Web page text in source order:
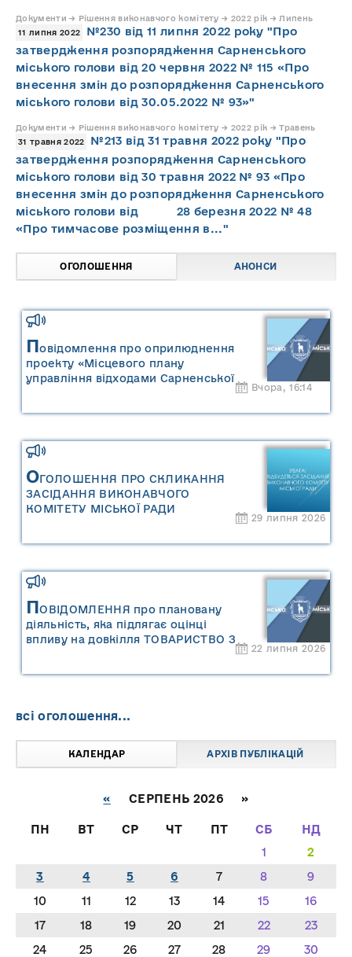
Документи → Рішення виконавчого комітету → 2022 рік → Липень
11 липня 2022
№230 від 11 липня 2022 року "Про
затвердження розпорядження Сарненського
міського голови від 20 червня 2022 № 115 «Про
внесення змін до розпорядження Сарненського
міського голови від 30.05.2022 № 93»"
Документи → Рішення виконавчого комітету → 2022 рік → Травень
31 травня 2022
№213 від 31 травня 2022 року "Про
затвердження розпорядження Сарненського
міського голови від 30 травня 2022 № 93 «Про
внесення змін до розпорядження Сарненського
міського голови від 28 березня 2022 № 48
«Про тимчасове розміщення в..."
ОГОЛОШЕННЯ АНОНСИ
Повідомлення про оприлюднення
проекту «Місцевого плану
управління відходами Сарненської
міської територіальної громади» та
управління відходами Сарненської
міської територіальної громади»
Вчора, 16:14
ОГОЛОШЕННЯ ПРО СКЛИКАННЯ
ЗАСІДАННЯ ВИКОНАВЧОГО
КОМІТЕТУ МІСЬКОЇ РАДИ
29 липня 2026
ПОВІДОМЛЕННЯ про плановану
діяльність, яка підлягає оцінці
впливу на довкілля ТОВАРИСТВО З
22 липня 2026
всі оголошення...
КАЛЕНДАР АРХІВ ПУБЛІКАЦІЙ
« СЕРПЕНЬ 2026 »
ПН ВТ СР ЧТ ПТ СБ
НД
1
2
3
4 5 6 7 8
9
10
11 12 13 14 15
16
17
18 19 20 21 22
23
24
25 26 27 28 29
30